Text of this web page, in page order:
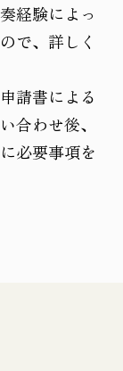
経験によっ
で、詳しく
請書による
合わせ後、
必要事項を